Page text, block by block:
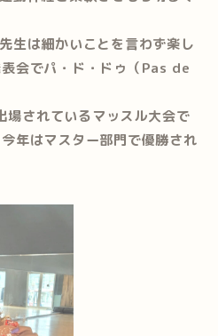
生は細かいことを言わず楽し
会でパ・ド・ドゥ（Pas de
されているマッスル大会で
年はマスター部門で優勝され